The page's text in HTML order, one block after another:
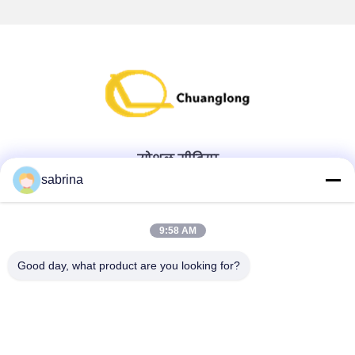
सोशल मीडिया
त्वरित संपर्क करें
टेलीफोन
sabrina
9:58 AM
Good day, what product are you looking for?